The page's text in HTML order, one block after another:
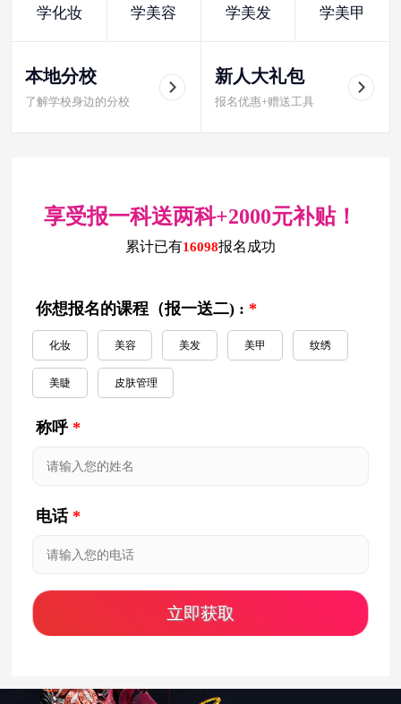
学化妆 学美容 学美发 学美甲
本地分校
了解学校身边的分校
新人大礼包
报名优惠+赠送工具
享受报一科送两科+2000元补贴！
累计已有16098报名成功
你想报名的课程（报一送二) : *
化妆 美容 美发 美甲 纹绣
美睫 皮肤管理
称呼 *
电话 *